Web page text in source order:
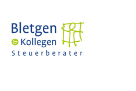
Inhalt
springen